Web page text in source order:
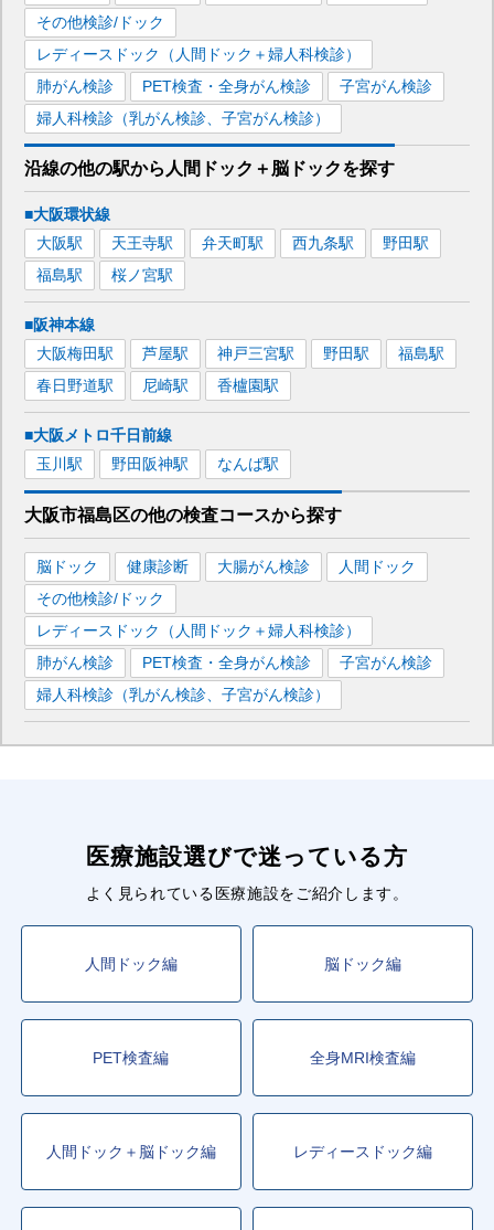
その他検診/ドック
レディースドック（人間ドック＋婦人科検診）
肺がん検診
PET検査・全身がん検診
子宮がん検診
婦人科検診（乳がん検診、子宮がん検診）
沿線の他の駅から 人間ドック＋脳ドックを探す
■大阪環状線
大阪駅 天王寺駅 弁天町駅 西九条駅 野田駅
福島駅 桜ノ宮駅
■阪神本線
大阪梅田駅 芦屋駅 神戸三宮駅 野田駅 福島駅
春日野道駅 尼崎駅 香櫨園駅
■大阪メトロ千日前線
玉川 駅 野田阪神駅 なんば駅
大阪市福島区の他の検査コースから探す
脳ドック 健康診断 大腸がん検診
人間ドック
その他検診/ドック
レディースドック（人間ドック＋婦人科検診）
肺がん検診
PET検査・全身がん検診
子宮がん検診
婦人科検診（乳がん検診、子宮がん検診）
医療施設選びで迷っている方
よく見られている医療施設をご紹介します。
人間ドック編 脳ドック編
PET検査編 全身MRI検査編
人間ドック＋脳ドック編 レディースドック編